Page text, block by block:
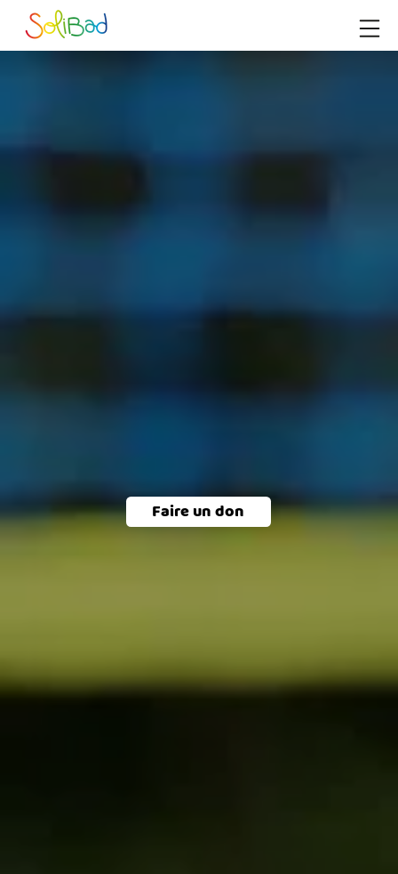
Faire un don